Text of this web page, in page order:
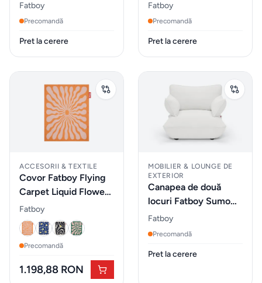
Fotolii
Biblioteca
BRANDURI
EXCLUSIVE
Fatboy
Precomandă
Pret la cerere
Fatboy
Precomandă
Pret la cerere
ACCESORII & TEXTILE
Covor Fatboy Flying
Carpet Liquid Flower
Orange/pink
Fatboy
Precomandă
1.198,88 RON
MOBILIER & LOUNGE DE
EXTERIOR
Canapea de două
locuri Fatboy Sumo
Loveseat Weave
Fatboy
Precomandă
Pret la cerere